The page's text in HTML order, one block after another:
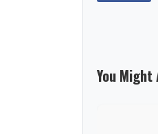
You Might